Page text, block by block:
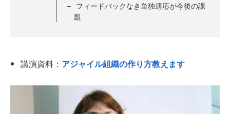
フィードバックなき単独適応が今後の課
題
講演資料： アジャイル組織の作り方教えます